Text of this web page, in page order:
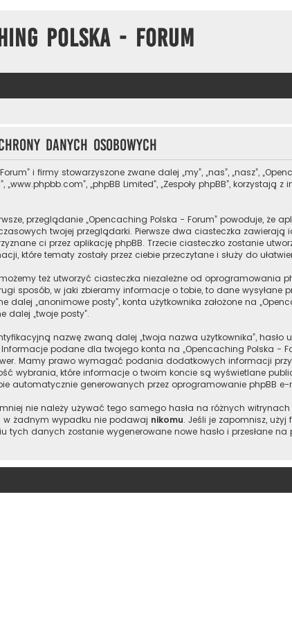
Polska - Forum
danych osobowych
i firmy stowarzyszone zwane dalej „my”, „nas”, „nasz”,
„www.phpbb.com”, „phpBB Limited”, „Zespoły phpBB”,
przeglądanie „Opencaching Polska - Forum” powoduje, że
twojej przeglądarki. Pierwsze dwa ciasteczka zawierają
ci przez aplikację phpBB. Trzecie ciasteczko zostanie
które tematy zostały przez ciebie przeczytane i służy do
też utworzyć ciasteczka niezależne od oprogramowania
sposób, w jaki zbieramy informacje o tobie, to dane
„anonimowe posty”, konta użytkownika założone na
dalej „twoje posty”.
nazwę zwaną dalej „twoja nazwa użytkownika”, hasło
podane dla twojego konta na „Opencaching Polska -
Mamy prawo wymagać podania dodatkowych informacji
wybrania, które informacje o twoim koncie są wyświetlane
automatycznie generowanych przez oprogramowanie phpBB e-
nie należy używać tego samego hasła na różnych
w żadnym wypadku nie podawaj nikomu. Jeśli je zapomnisz, użyj
danych zostanie wygenerowane nowe hasło i przesłane